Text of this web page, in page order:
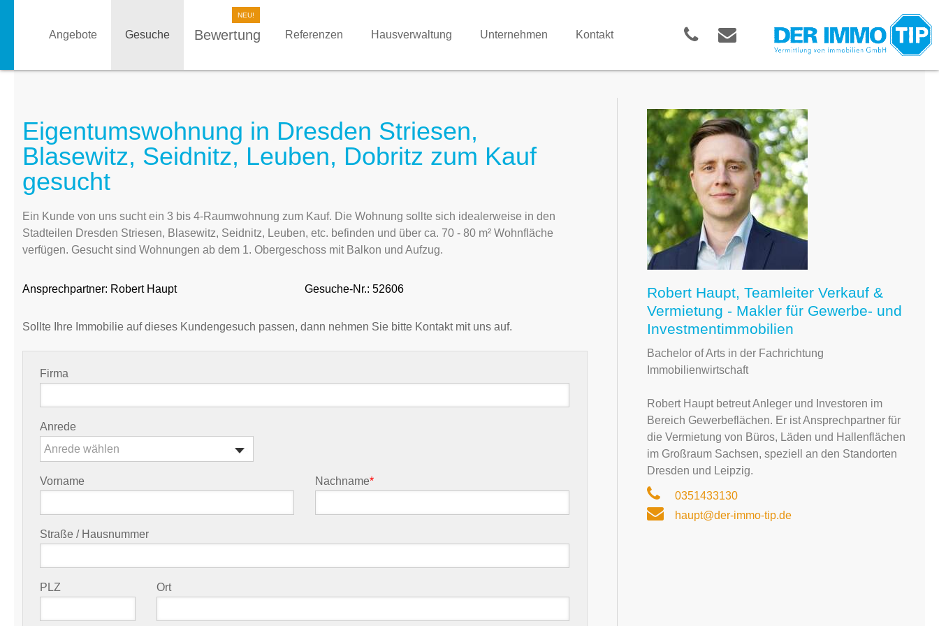
Angebote Gesuche Bewertung Referenzen Hausverwaltung Unternehmen Kontakt
Eigentumswohnung in Dresden Striesen,
Blasewitz, Seidnitz, Leuben, Dobritz zum Kauf
gesucht
Ein Kunde von uns sucht ein 3 bis 4-Raumwohnung zum Kauf. Die Wohnung sollte sich idealerweise in den
Stadteilen Dresden Striesen, Blasewitz, Seidnitz, Leuben, etc. befinden und über ca. 70 - 80 m² Wohnfläche
verfügen. Gesucht sind Wohnungen ab dem 1. Obergeschoss mit Balkon und Aufzug.
Ansprechpartner: Robert Haupt Gesuche-Nr.: 52606
Sollte Ihre Immobilie auf dieses Kundengesuch passen, dann nehmen Sie bitte Kontakt mit uns auf.
Firma
Anrede
Anrede wählen
Vorname Nachname*
Straße / Hausnummer
PLZ Ort
Robert Haupt, Teamleiter Verkauf &
Vermietung - Makler für Gewerbe- und
Investmentimmobilien
Bachelor of Arts in der Fachrichtung
Immobilienwirtschaft
Robert Haupt betreut Anleger und Investoren im
Bereich Gewerbeflächen. Er ist Ansprechpartner für
die Vermietung von Büros, Läden und Hallenflächen
im Großraum Sachsen, speziell an den Standorten
Dresden und Leipzig.
0351433130
haupt@der-immo-tip.de